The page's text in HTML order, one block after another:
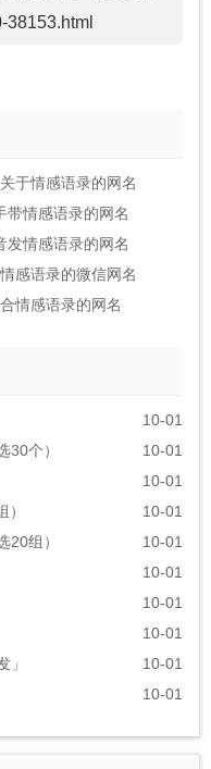
38153.html
于情感语录的网名
带情感语录的网名
发情感语录的网名
感语录的微信网名
情感语录的网名
10-01
30个）
10-01
10-01
10-01
20组）
10-01
10-01
10-01
10-01
10-01
10-01